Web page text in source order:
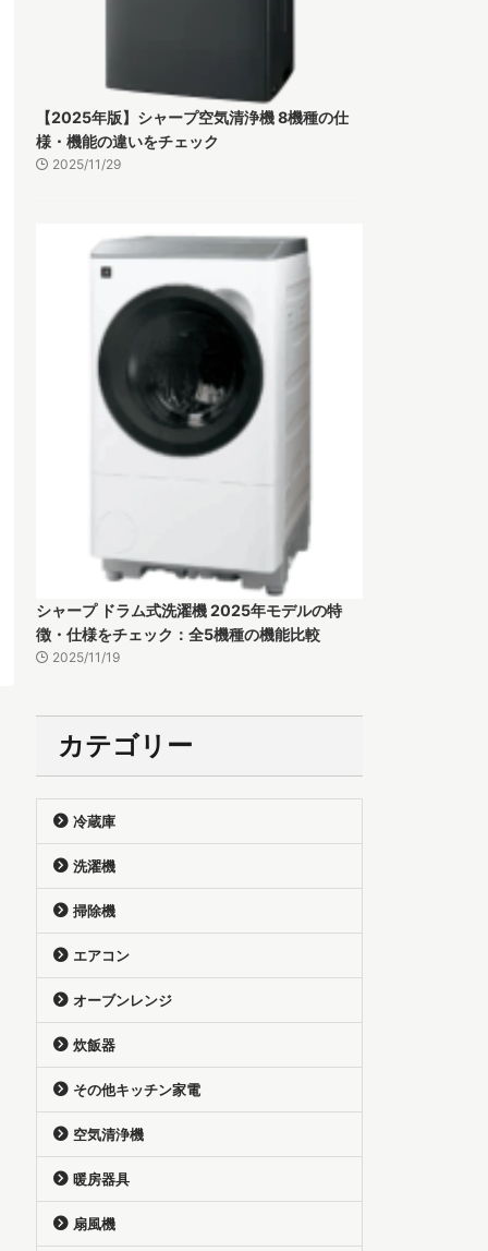
【2025年版】シャープ空気清浄機 8機種の仕
様・機能の違いをチェック
2025/11/29
シャープ ドラム式洗濯機 2025年モデルの特
徴・仕様をチェック：全5機種の機能比較
2025/11/19
カテゴリー
冷蔵庫
洗濯機
掃除機
エアコン
オーブンレンジ
炊飯器
その他キッチン家電
空気清浄機
暖房器具
扇風機